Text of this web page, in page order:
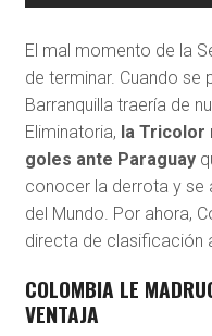
El mal momento de la
de terminar. Cuando se
Barranquilla traería de
Eliminatoria, la Tricolor
goles ante Paraguay
conocer la derrota y se
del Mundo. Por ahora,
directa de clasificación
COLOMBIA LE
VENTAJA